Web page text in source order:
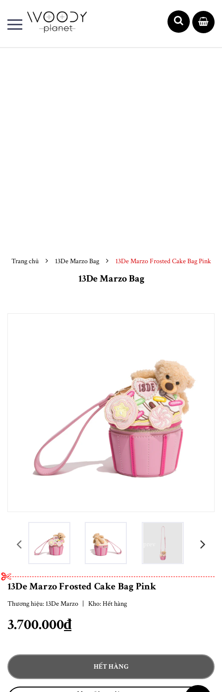
Trang chủ 13De Marzo Bag 13De Marzo Frosted Cake Bag Pink
13De Marzo Bag
13De Marzo Frosted Cake Bag Pink
Thương hiệu: 13De Marzo | Kho:Hết hàng
3.700.000₫
HẾT HÀNG